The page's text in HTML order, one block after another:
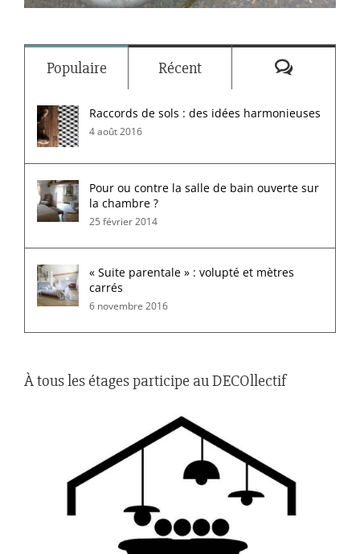
Populaire Récent
Raccords de sols : des idées harmonieuses
4 août 2016
Pour ou contre la salle de bain ouverte sur
la chambre ?
25 février 2014
« Suite parentale » : volupté et mètres
carrés
6 novembre 2016
À tous les étages participe au DECOllectif